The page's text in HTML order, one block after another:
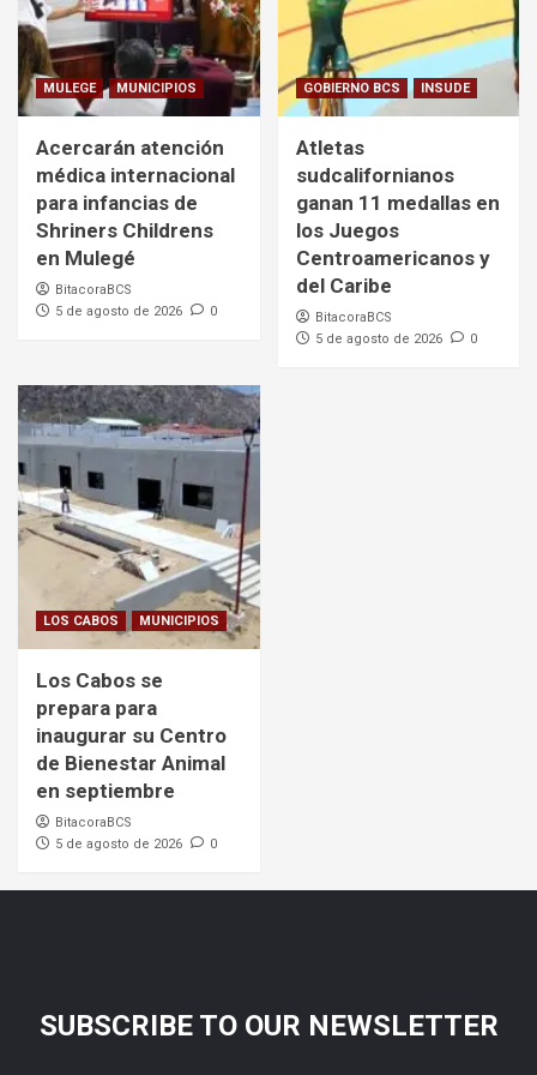
MULEGE MUNICIPIOS
Acercarán atención
médica internacional
para infancias de
Shriners Childrens
en Mulegé
BitacoraBCS
5 de agosto de 2026
0
GOBIERNO BCS INSUDE
Atletas
sudcalifornianos
ganan 11 medallas en
los Juegos
Centroamericanos y
del Caribe
BitacoraBCS
5 de agosto de 2026
0
LOS CABOS MUNICIPIOS
Los Cabos se
prepara para
inaugurar su Centro
de Bienestar Animal
en septiembre
BitacoraBCS
5 de agosto de 2026
0
SUBSCRIBE TO OUR NEWSLETTER